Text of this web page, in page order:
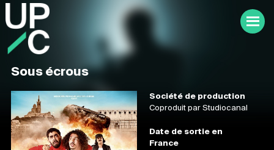
Sous écrous
Société de production
Coproduit par Studiocanal
Date de sortie en
France